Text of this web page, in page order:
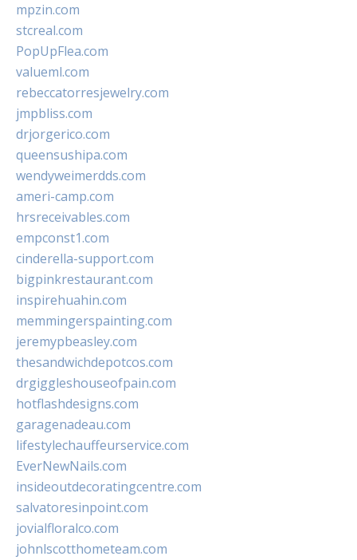
mpzin.com
stcreal.com
PopUpFlea.com
valueml.com
rebeccatorresjewelry.com
jmpbliss.com
drjorgerico.com
queensushipa.com
wendyweimerdds.com
ameri-camp.com
hrsreceivables.com
empconst1.com
cinderella-support.com
bigpinkrestaurant.com
inspirehuahin.com
memmingerspainting.com
jeremypbeasley.com
thesandwichdepotcos.com
drgiggleshouseofpain.com
hotflashdesigns.com
garagenadeau.com
lifestylechauffeurservice.com
EverNewNails.com
insideoutdecoratingcentre.com
salvatoresinpoint.com
jovialfloralco.com
johnlscotthometeam.com